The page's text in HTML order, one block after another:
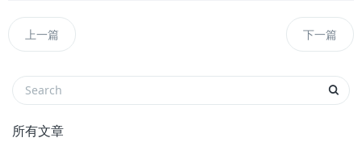
上一篇 下一篇
所有文章